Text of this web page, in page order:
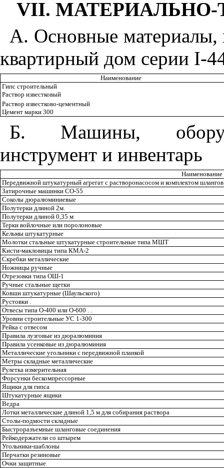
VII.
А. Основные материалы,
квартирный дом серии I-
Наименование
Гипс строительный
Раствор известковый
Раствор известково-цементный
Цемент марки 300
Б. Машины,
инструмент и инвентарь
Наименование
Передвижной штукатурный агрегат с растворонасосом и комплектом шлангов
Затирочные машинки СО-55
Соколы дюралюминиевые
Полутерки длиной 2м.
Полутерки длиной 0,35 м
Терки войлочные или поролоновые
Кельмы штукатурные
Молотки стальные штукатурные строительные типа МШТ
Кисти-макловицы типа КМА-2
Скребки металлические
Ножницы ручные
Отрезовки типа ОШ-1
Ручные стальные щетки
Ковши штукатурные (Шаульского)
Рустовки .
Отвесы типа О-400 или О-600 . .
Уровни строительные УС 1-300
Рейка с отвесом
Правила лузговые из дюралюминия
Правила усенковые из дюралюминия
Металлические угольники с передвижной планкой
Метры складные металлические
Рулетка измерительная
Форсунки бескомпрессорные
Ящики для гипса
Штукатурные ящики
Ведра
Лотки металлические длиной 1,5 м для собирания раствора
Столы-подмости складные
Быстроразъемные шланговые соединения
Рейкодержатели со штырем
Угольники-шаблоны
Перчатки резиновые
Очки защитные